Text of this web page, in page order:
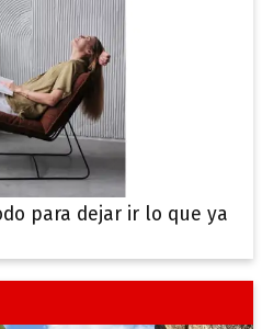
para dejar ir lo que ya